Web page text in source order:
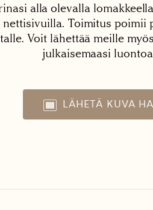
alla olevalla
nettisivuilla. Toimitus
Voit lähettää meille
julkaisemaasi
LÄHETÄ KUVA